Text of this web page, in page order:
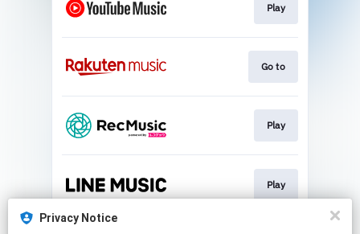
Play
Go to
Play
Play
Privacy Notice